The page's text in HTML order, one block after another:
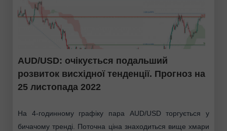
AUD/USD: очікується подальший
розвиток висхідної тенденції. Прогноз на
25 листопада 2022
На 4-годинному графіку пара AUD/USD торгується у
бичачому тренді. Поточна ціна знаходиться вище хмари